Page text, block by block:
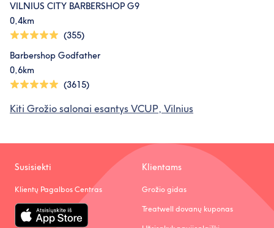
VILNIUS CITY BARBERSHOP G9
0,4km
(355)
Barbershop Godfather
0,6km
(3615)
Kiti Grožio salonai esantys VCUP, Vilnius
Susisiekti
Klientų Pagalbos Centras
Klientams
Grožio gidas
Treatwell dovanų kuponas